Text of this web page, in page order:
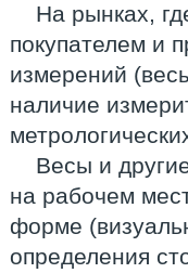
На рынках,
покупателем и
измерений
наличие
Весы и
на рабочем
форме
определения